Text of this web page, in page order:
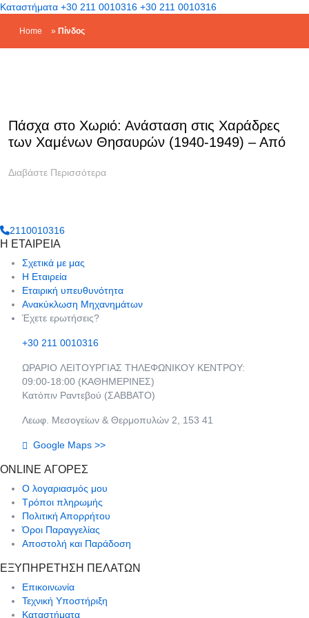
Καταστήματα +30 211 0010316 +30 211 0010316
Home » Πίνδος
Πάσχα στο Χωριό: Ανάσταση στις Χαράδρες
των Χαμένων Θησαυρών (1940-1949) – Από
Διαβάστε Περισσότερα
2110010316
Η ΕΤΑΙΡΕΙΑ
Σχετικά με μας
Η Εταιρεία
Εταιρική υπευθυνότητα
Ανακύκλωση Μηχανημάτων
Έχετε ερωτήσεις?
+30 211 0010316
ΩPAPIO ΛEITOYPΓIAΣ THΛEΦΩNIKOY KENTPOY:
09:00-18:00 (KAΘHMEPINEΣ)
Κατόπιν Ραντεβού (ΣABBATO)
Λεωφ. Μεσογείων & Θερμοπυλών 2, 153 41
Google Maps >>
ONLINE ΑΓΟΡΕΣ
Ο λογαριασμός μου
Τρόποι πληρωμής
Πολιτική Απορρήτου
Όροι Παραγγελίας
Αποστολή και Παράδοση
ΕΞΥΠΗΡΕΤΗΣΗ ΠΕΛΑΤΩΝ
Επικοινωνία
Τεχνική Υποστήριξη
Καταστήματα